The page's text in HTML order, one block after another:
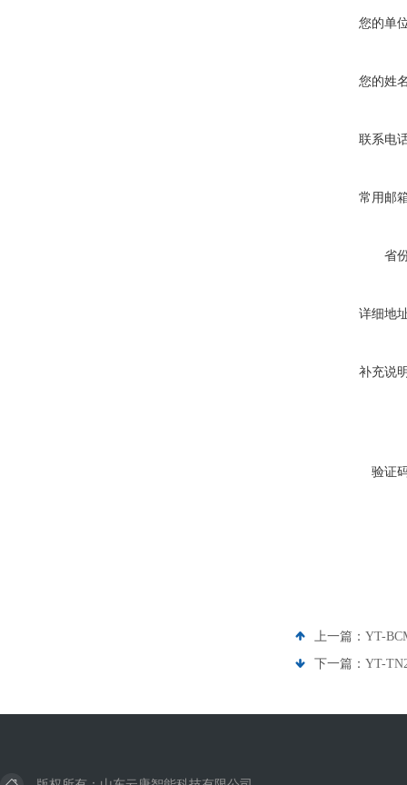
您的单
您的姓
联系电
常用邮
省
详细地
补充说
验证
上一篇： YT-
下一篇： YT-